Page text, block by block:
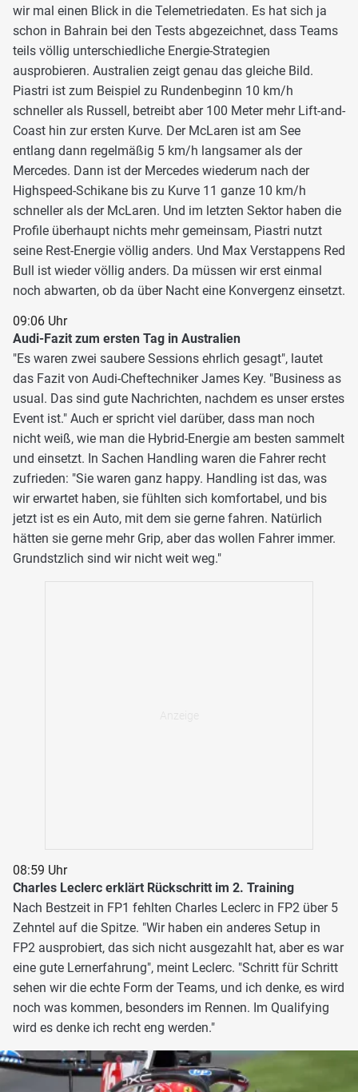
wir mal einen Blick in die Telemetriedaten. Es hat sich ja
schon in Bahrain bei den Tests abgezeichnet, dass Teams
teils völlig unterschiedliche Energie-Strategien
ausprobieren. Australien zeigt genau das gleiche Bild.
Piastri ist zum Beispiel zu Rundenbeginn 10 km/h
schneller als Russell, betreibt aber 100 Meter mehr Lift-and-
Coast hin zur ersten Kurve. Der McLaren ist am See
entlang dann regelmäßig 5 km/h langsamer als der
Mercedes. Dann ist der Mercedes wiederum nach der
Highspeed-Schikane bis zu Kurve 11 ganze 10 km/h
schneller als der McLaren. Und im letzten Sektor haben die
Profile überhaupt nichts mehr gemeinsam, Piastri nutzt
seine Rest-Energie völlig anders. Und Max Verstappens Red
Bull ist wieder völlig anders. Da müssen wir erst einmal
noch abwarten, ob da über Nacht eine Konvergenz einsetzt.
09:06 Uhr
Audi-Fazit zum ersten Tag in Australien
"Es waren zwei saubere Sessions ehrlich gesagt", lautet
das Fazit von Audi-Cheftechniker James Key. "Business as
usual. Das sind gute Nachrichten, nachdem es unser erstes
Event ist." Auch er spricht viel darüber, dass man noch
nicht weiß, wie man die Hybrid-Energie am besten sammelt
und einsetzt. In Sachen Handling waren die Fahrer recht
zufrieden: "Sie waren ganz happy. Handling ist das, was
wir erwartet haben, sie fühlten sich komfortabel, und bis
jetzt ist es ein Auto, mit dem sie gerne fahren. Natürlich
hätten sie gerne mehr Grip, aber das wollen Fahrer immer.
Grundstzlich sind wir nicht weit weg."
08:59 Uhr
Charles Leclerc erklärt Rückschritt im 2. Training
Nach Bestzeit in FP1 fehlten Charles Leclerc in FP2 über 5
Zehntel auf die Spitze. "Wir haben ein anderes Setup in
FP2 ausprobiert, das sich nicht ausgezahlt hat, aber es war
eine gute Lernerfahrung", meint Leclerc. "Schritt für Schritt
sehen wir die echte Form der Teams, und ich denke, es wird
noch was kommen, besonders im Rennen. Im Qualifying
wird es denke ich recht eng werden."